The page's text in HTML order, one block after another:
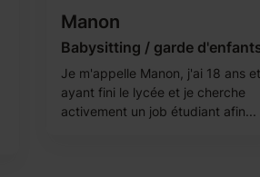
Manon
Babysitting / garde
Je m'appelle Manon, j'ai 18 ans et
ayant fini le lycée et je cherche
activement un job étudiant afin...